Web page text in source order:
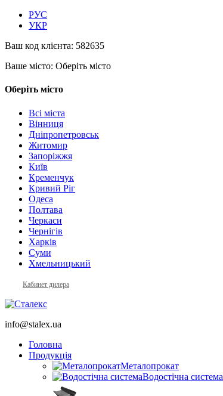
РУС
УКР
Ваш код клієнта: 582635
Ваше місто: Оберіть місто
Оберіть місто
Всі міста
Вінниця
Дніпропетровськ
Житомир
Запоріжжя
Київ
Кременчук
Кривий Ріг
Одеса
Полтава
Черкаси
Чернігів
Харків
Суми
Хмельницький
Кабинет дилера
info@stalex.ua
Головна
Продукція
Металопрокат
Водостічна система